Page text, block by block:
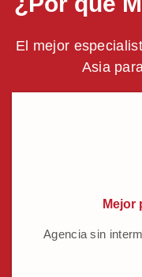
El mejor
Asia
Mejor
Agencia sin